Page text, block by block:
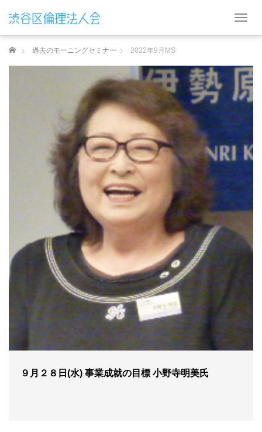
T
l
e
n
a
i
g
a
t
i
n
ホーム 過去のモーニングセミナー 2022年9月MS
９月２８日(水) 事業成就の目標 小野寺明美氏